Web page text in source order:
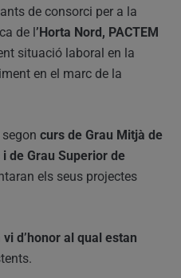
de consorci per a la
de l’Horta Nord, PACTEM
situació laboral en la
en el marc de la
curs de Grau Mitjà de
de Grau Superior de
els seus projectes
vi d’honor al qual estan